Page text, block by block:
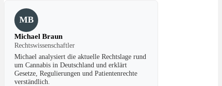
MB
Michael Braun
Rechtswissenschaftler
Michael analysiert die aktuelle Rechtslage rund
um Cannabis in Deutschland und erklärt
Gesetze, Regulierungen und Patientenrechte
verständlich.